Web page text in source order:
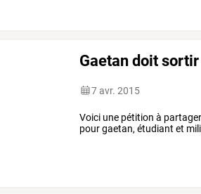
Gaetan doit
7 avr. 2015
Voici une pétition à partager
pourgaetan, étudiant et